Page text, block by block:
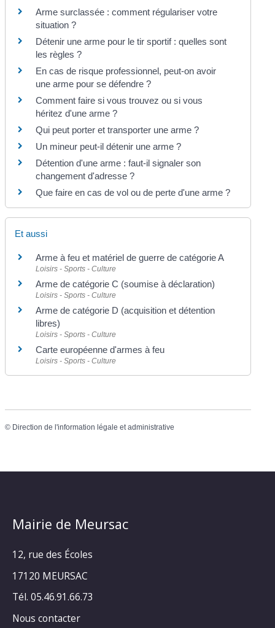
Arme surclassée : comment régulariser votre
situation ?
Détenir une arme pour le tir sportif : quelles sont
les règles ?
En cas de risque professionnel, peut-on avoir
une arme pour se défendre ?
Comment faire si vous trouvez ou si vous
héritez d'une arme ?
Qui peut porter et transporter une arme ?
Un mineur peut-il détenir une arme ?
Détention d'une arme : faut-il signaler son
changement d'adresse ?
Que faire en cas de vol ou de perte d'une arme ?
Et aussi
Arme à feu et matériel de guerre de catégorie A
Loisirs - Sports - Culture
Arme de catégorie C (soumise à déclaration)
Loisirs - Sports - Culture
Arme de catégorie D (acquisition et détention
libres)
Loisirs - Sports - Culture
Carte européenne d'armes à feu
Loisirs - Sports - Culture
© Direction de l'information légale et administrative
Mairie de Meursac
12, rue des Écoles
17120 MEURSAC
Tél. 05.46.91.66.73
Nous contacter